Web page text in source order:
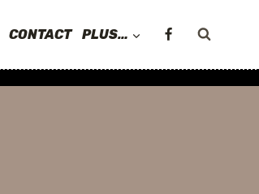
CONTACT PLUS…